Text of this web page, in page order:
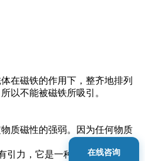
在磁铁的作用下，整齐地排列
以不能被磁铁所吸引。
质磁性的强弱。因为任何物质
力，它是一种引力场。磁场与
在线咨询